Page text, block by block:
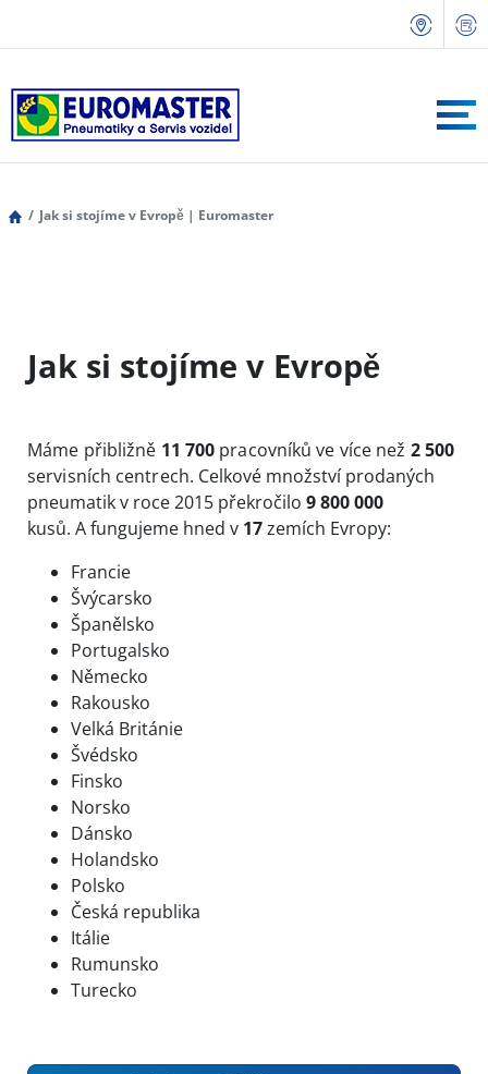
Jak si stojíme v Evropě | Euromaster
Jak si stojíme v Evropě
Máme přibližně 11 700 pracovníků ve více než 2 500
servisních centrech. Celkové množství prodaných
pneumatik v roce 2015 překročilo 9 800 000
kusů. Afungujeme hned v 17zemích Evropy:
Francie
Švýcarsko
Španělsko
Portugalsko
Německo
Rakousko
Velká Británie
Švédsko
Finsko
Norsko
Dánsko
Holandsko
Polsko
Česká republika
Itálie
Rumunsko
Turecko